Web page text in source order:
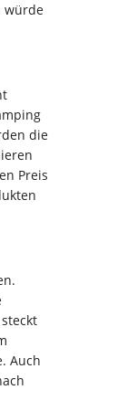
würde
die
Preis
Auch